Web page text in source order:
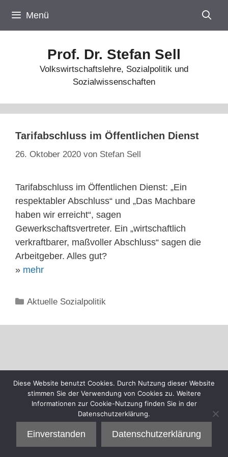
Inhalt
springen
Menü
Prof. Dr. Stefan Sell
Volkswirtschaftslehre, Sozialpolitik und
Sozialwissenschaften
Tarifabschluss im Öffentlichen Dienst
26. Oktober 2020 von Stefan Sell
Tarifabschluss im Öffentlichen Dienst: „Ein
respektabler Abschluss“ und „Das Machbare
haben wir erreicht“, sagen
Gewerkschaftsvertreter. Ein „wirtschaftlich
verkraftbarer, maßvoller Abschluss“ sagen die
Arbeitgeber. Alles gut?
» mehr
Kategorien
Aktuelle Sozialpolitik
Diese Website benutzt Cookies. Durch Nutzung dieser Website
stimmen Sie der Verwendung von Cookies zu. Weitere
Informationen zur Cookie-Nutzung finden Sie in der
Datenschutzerklärung.
Einverstanden Datenschutzerklärung